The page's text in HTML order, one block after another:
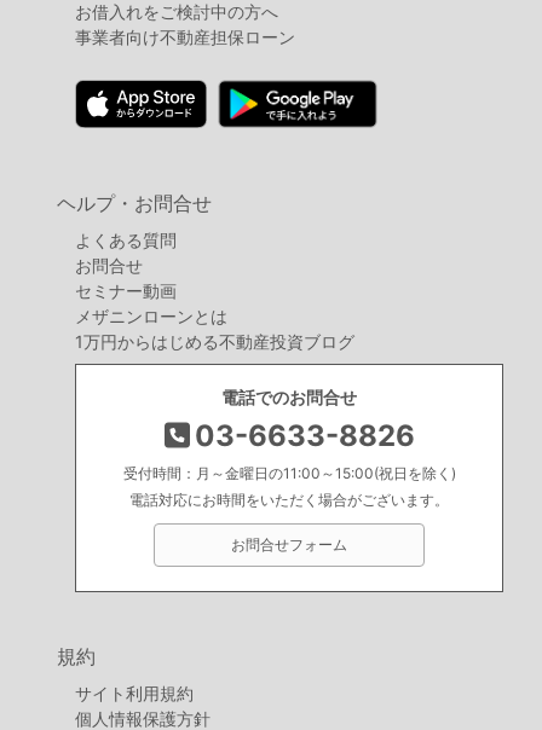
お借入れをご検討中の方へ
事業者向け不動産担保ローン
ヘルプ・お問合せ
よくある質問
お問合せ
セミナー動画
メザニンローンとは
1万円からはじめる不動産投資ブログ
電話でのお問合せ
03-6633-8826
受付時間：月～金曜日の11:00～15:00(祝日を除く)
電話対応にお時間をいただく場合がございます。
お問合せフォーム
規約
サイト利用規約
個人情報保護方針